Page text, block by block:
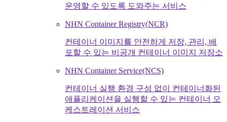
운영할 수 있도록 도와주는 서비스
NHN Container Registry(NCR)
컨테이너 이미지를 안전하게 저장, 관리, 배
포할 수 있는 비공개 컨테이너 이미지 저장소
NHN Container Service(NCS)
컨테이너 실행 환경 구성 없이 컨테이너화된
애플리케이션을 실행할 수 있는 컨테이너 오
케스트레이션 서비스